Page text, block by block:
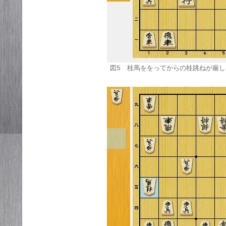
図5 桂馬ををってからの桂跳ねが厳